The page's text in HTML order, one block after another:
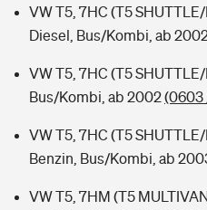
VW T5, 7HC (T5 SHUTTLE/
Diesel, Bus/Kombi, ab
VW T5, 7HC (T5
Bus/Kombi, ab 2002(0603
VW T5, 7HC (T5 SHUTTLE/
Benzin, Bus/Kombi, ab
VW T5, 7HM (T5